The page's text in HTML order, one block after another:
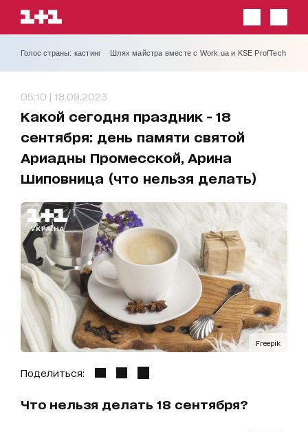
Голос страны: кастинг Шлях майстра вместе с Work.ua и KSE ProfTech
05:10 | 18.09.2023
Какой сегодня праздник - 18
сентября: день памяти святой
Ариадны Промесской, Арина
Шиповница (что нельзя делать)
Freepik
Поделиться:
Что нельзя делать 18 сентября?